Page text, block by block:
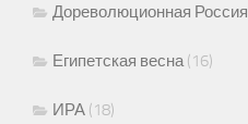
Дореволюционная Россия
Египетская весна(16)
ИРА (18)